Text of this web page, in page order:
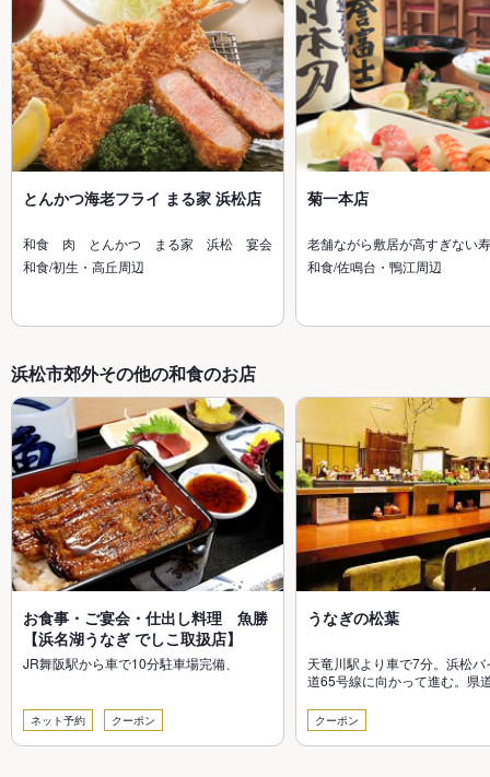
とんかつ海老フライ まる家 浜松店
和食 肉 とんかつ まる家 浜松 宴会
和食/初生・高丘周辺
菊一本店
老舗ながら敷居が高すぎない
和食/佐鳴台・鴨江周辺
浜松市郊外その他の和食のお店
お食事・ご宴会・仕出し料理 魚勝
【浜名湖うなぎ でしこ取扱店】
JR舞阪駅から車で10分駐車場完備、
ネット予約 クーポン
うなぎの松葉
天竜川駅より車で7分。浜松
道65号線に向かって進む。県
クーポン